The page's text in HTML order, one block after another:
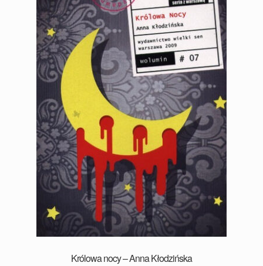
Królowa nocy – Anna Kłodzińska